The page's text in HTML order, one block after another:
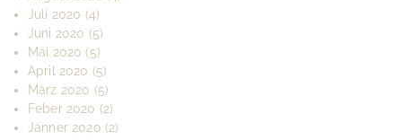
Juli 2020 (4)
Juni 2020 (5)
Mai 2020 (5)
April 2020 (5)
März 2020 (5)
Feber 2020 (2)
Jänner 2020 (2)